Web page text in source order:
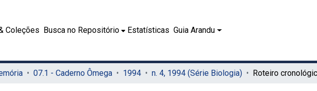
Coleções Busca no Repositório Estatísticas Guia Arandu
07.1 - Caderno Ômega 1994 n. 4, 1994 (Série Biologia)